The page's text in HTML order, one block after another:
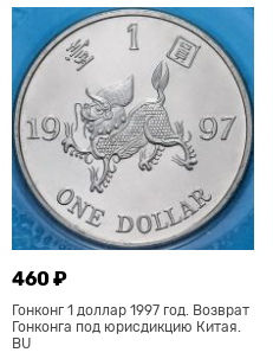
460 ₽
Гонконг 1 доллар 1997 год. Возврат
Гонконга под юрисдикцию Китая.
BU